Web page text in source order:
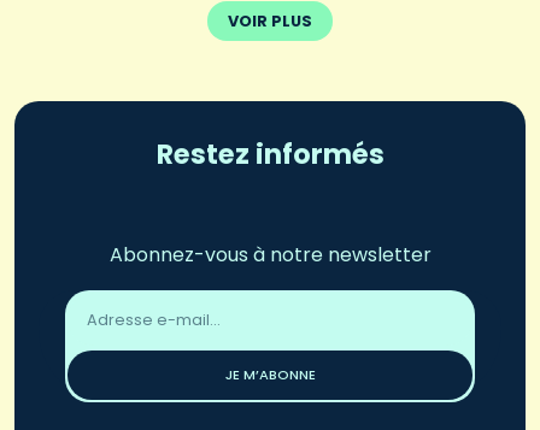
VOIR PLUS
Restez informés
Abonnez-vous à notre newsletter
Adresse
email
JE M’ABONNE